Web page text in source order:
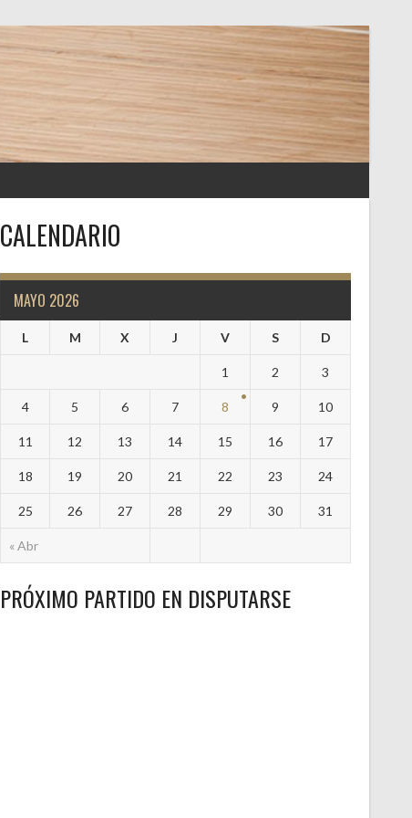
CALENDARIO
MAYO 2026
L M X J V S D
« Abr
1 2 3
4 5 6 7 8 9 10
11 12 13 14 15 16 17
18 19 20 21 22 23 24
25 26 27 28 29 30 31
PRÓXIMO PARTIDO EN DISPUTARSE